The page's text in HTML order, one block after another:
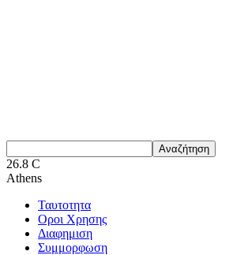
26.8 C
Athens
Ταυτοτητα
Οροι Χρησης
Διαφημιση
Συμμορφωση